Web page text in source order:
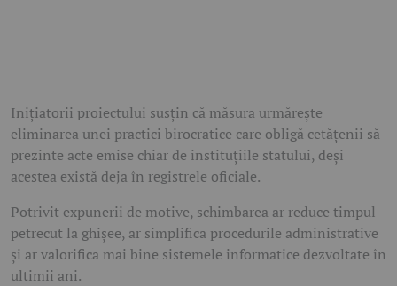
Inițiatorii proiectului susțin că măsura urmărește
eliminarea unei practici birocratice care obligă cetățenii să
prezinte acte emise chiar de instituțiile statului, deși
acestea există deja în registrele oficiale.
Potrivit expunerii de motive, schimbarea ar reduce timpul
petrecut la ghișee, ar simplifica procedurile administrative
și ar valorifica mai bine sistemele informatice dezvoltate în
ultimii ani.